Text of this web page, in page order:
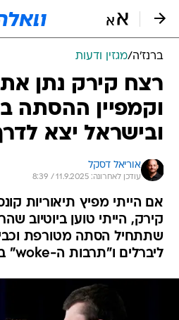
ברנז'ה/מגזין ודעות
רצח קירק נתן
וקמפיין ההסתה
ובישראל יצא
אוריאל דסקל
עודכן לאחרונה: 11.9.2025 / 8:39
אם הייתי מפיץ תיאוריות
קירק, הייתי טוען ביוטיוב
שתתחיל הסתה מטורפת
ליברלים ו"תרבות ה-woke" ברחבי העולם. דעה